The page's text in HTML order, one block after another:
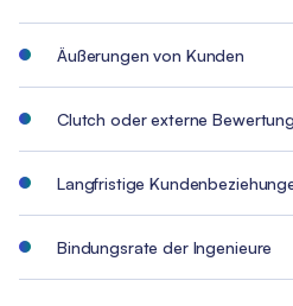
Äußerungen von Kunden
Clutch oder externe
Langfristige
Bindungsrate der Ingenieure